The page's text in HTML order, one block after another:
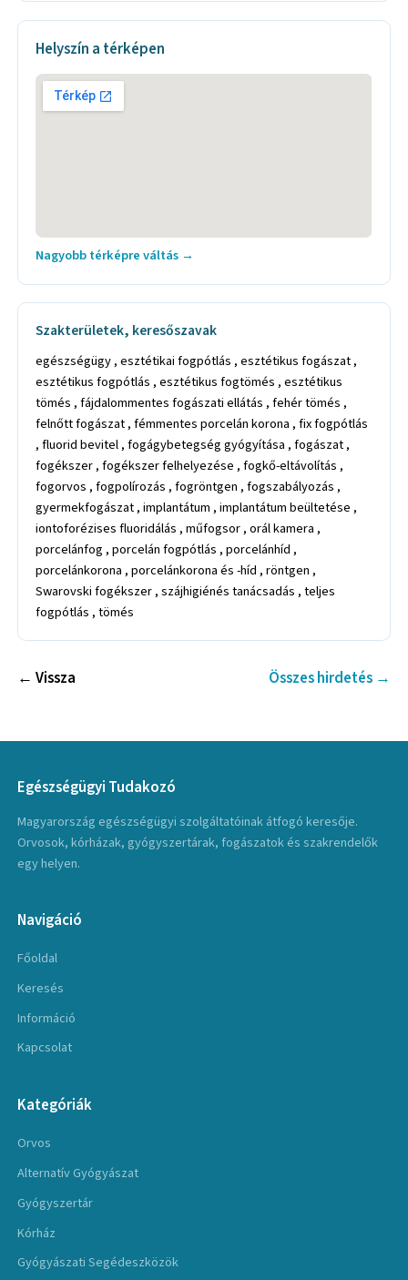
Helyszín a térképen
Nagyobb térképre váltás →
Szakterületek, keresőszavak
egészségügy , esztétikai fogpótlás , esztétikus fogászat ,
esztétikus fogpótlás , esztétikus fogtömés , esztétikus
tömés , fájdalommentes fogászati ellátás , fehér tömés ,
felnőtt fogászat , fémmentes porcelán korona , fix fogpótlás
, fluorid bevitel , fogágybetegség gyógyítása , fogászat ,
fogékszer , fogékszer felhelyezése , fogkő-eltávolítás ,
fogorvos , fogpolírozás , fogröntgen , fogszabályozás ,
gyermekfogászat , implantátum , implantátum beültetése ,
iontoforézises fluoridálás , műfogsor , orál kamera ,
porcelánfog , porcelán fogpótlás , porcelánhíd ,
porcelánkorona , porcelánkorona és -híd , röntgen ,
Swarovski fogékszer , szájhigiénés tanácsadás , teljes
fogpótlás , tömés
← Vissza Összes hirdetés →
Egészségügyi Tudakozó
Magyarország egészségügyi szolgáltatóinak átfogó keresője.
Orvosok, kórházak, gyógyszertárak, fogászatok és szakrendelők
egy helyen.
Navigáció
Főoldal
Keresés
Információ
Kapcsolat
Kategóriák
Orvos
Alternatív Gyógyászat
Gyógyszertár
Kórház
Gyógyászati Segédeszközök